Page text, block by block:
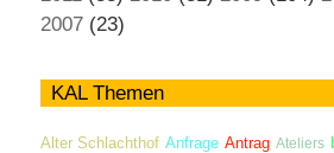
2007 (23)
KAL Themen
Alter Schlachthof Anfrage Antrag Ateliers